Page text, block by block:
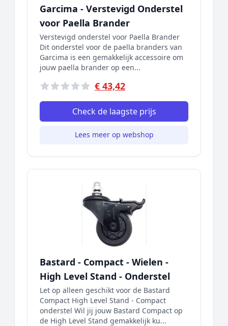
Garcima - Verstevigd Onderstel
voor Paella Brander
Verstevigd onderstel voor Paella Brander
Dit onderstel voor de paella branders van
Garcima is een gemakkelijk accessoire om
jouw paella brander op een...
€ 43,42
Check de laagste prijs
Lees meer op webshop
Bastard - Compact - Wielen -
High Level Stand - Onderstel
Let op alleen geschikt voor de Bastard
Compact High Level Stand - Compact
onderstel Wil jij jouw Bastard Compact op
de High Level Stand gemakkelijk ku...